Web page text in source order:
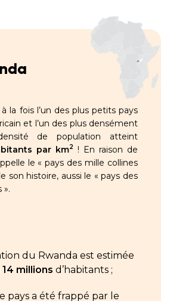
la fois l’un des plus petits pays
et l’un des plus densément
de population atteint
par km2
! En raison de
le « pays des mille collines
son histoire, aussi le « pays des
».
du Rwanda est estimée
14 millions d’habitants ;
pays a été frappé par le